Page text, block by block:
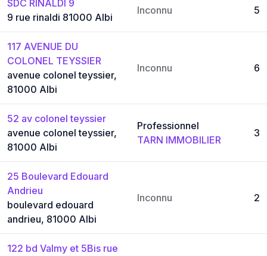
SDC RINALDI 9
9 rue rinaldi 81000 Albi
Inconnu 5
117 AVENUE DU
COLONEL TEYSSIER
avenue colonel teyssier,
81000 Albi
Inconnu 6
52 av colonel teyssier
avenue colonel teyssier,
81000 Albi
Professionnel
TARN IMMOBILIER
3
25 Boulevard Edouard
Andrieu
boulevard edouard
andrieu, 81000 Albi
Inconnu 2
122 bd Valmy et 5Bis rue